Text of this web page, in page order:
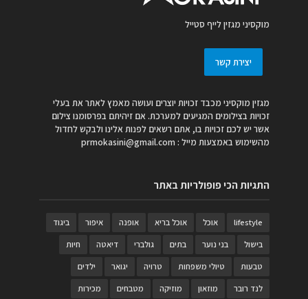
מוקסיני מגזין לייף סטייל
יצירת קשר
מגזין מוקסיני מכבד זכויות יוצרים ועושה מאמץ לאתר את בעלי
זכויות בצילומים המגיעים למערכת. אם זיהיתם בפרסומנו צילום
אשר יש לכם זכויות בו, אתם רשאים לפנות אלינו ולבקש לחדול
מהשימוש באמצעות מייל : prmokasini@gmail.com
התגיות הכי פופולריות באתר
lifestyle אוכל אוכל בריא אופנה איפור
ביגוד
בישול
בני נוער בתים גולברי דיאטה
חיות
טבעות
טיולי משפחות טרויה יגואר
ילדים
לנד רובר
מוזאון מוזיקה מטבחים מכירות